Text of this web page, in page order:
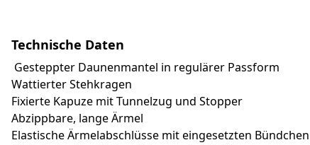
Technische Daten
Gesteppter Daunenmantel in regulärer Passform
Wattierter Stehkragen
Fixierte Kapuze mit Tunnelzug und Stopper
Abzippbare, lange Ärmel
Elastische Ärmelabschlüsse mit eingesetzten Bündchen